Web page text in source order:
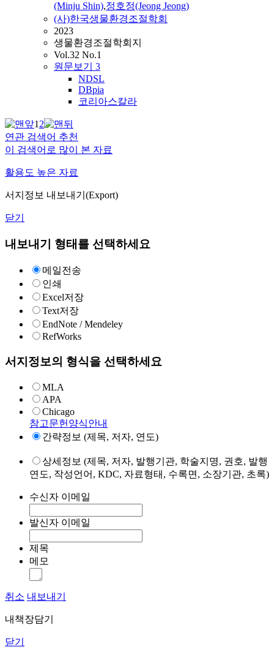
(Minju Shin),정호정(Jeong Jeong)
(사)한국생물환경조절학회
2023
생물환경조절학회지
Vol.32 No.1
원문보기 3
NDSL
DBpia
코리아스칼라
12
연관 검색어 추천
이 검색어로 많이 본 자료
활용도 높은 자료
서지정보 내보내기(Export)
닫기
내보내기 형태를 선택하세요
메일전송
인쇄
Excel저장
Text저장
EndNote / Mendeley
RefWorks
서지정보의 형식을 선택하세요
MLA
APA
Chicago
참고문헌양식안내
간략정보 (제목, 저자, 연도)
상세정보 (제목, 저자, 발행기관, 학술지명, 권호, 발행
연도, 작성언어, KDC, 자료형태, 수록면, 소장기관, 초록)
수신자 이메일
발신자 이메일
제목
메모
취소 내보내기
내책장담기
닫기